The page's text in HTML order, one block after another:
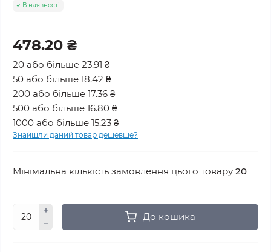
В наявності
478.20 ₴
20 або більше 23.91 ₴
50 або більше 18.42 ₴
200 або більше 17.36 ₴
500 або більше 16.80 ₴
1000 або більше 15.23 ₴
Знайшли даний товар дешевше?
Мінімальна кількість замовлення цього товару 20
До кошика